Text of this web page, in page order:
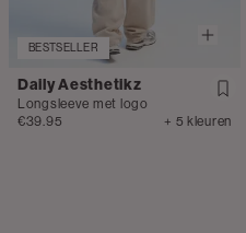
BESTSELLER
Daily Aesthetikz
Longsleeve met logo
€39.95
+ 5 kleuren